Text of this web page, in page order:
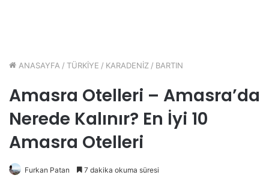
ANASAYFA / TÜRKİYE / KARADENİZ / BARTIN
Amasra Otelleri – Amasra’da
Nerede Kalınır? En İyi 10
Amasra Otelleri
Furkan Patan 7 dakika okuma süresi